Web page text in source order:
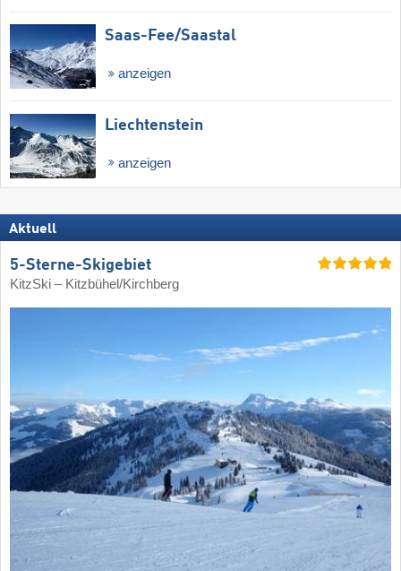
Saas-Fee/​Saastal
anzeigen
Liechtenstein
anzeigen
Aktuell
5-Sterne-Skigebiet
KitzSki – Kitzbühel/​Kirchberg